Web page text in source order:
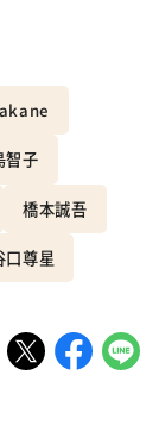
akane
智子
橋本誠吾
口尊星